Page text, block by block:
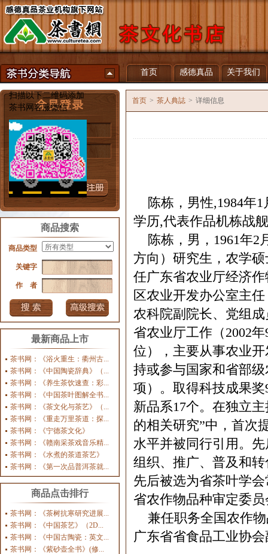
首页 感德真品 关于我们
用户名
密 码
忘记密码？
商品搜索
商品类型
关键字
作 者
最新商品上市
茶书网：《浴火重生：衢州古...
茶书网：《中国陶瓷辞典》（...
茶书网：《养生茶饮速查：彩...
茶书网：《中国茶叶图解全书...
茶书网：《茶文化与茶艺》（...
茶书网：《重走万里茶道：探...
茶书网：《宁德茶文化》
茶书网：《赣南采茶戏音乐精...
茶书网：《水煮的茶道茶艺》
茶书网：《第一次品普洱茶就...
商品点击排行
茶书网：《茶树抗寒研究进展...
茶书网：《中国茶艺》（2D...
茶书网：《中国古陶瓷：英文...
茶书网：《紫砂壶全书》(修...
首页 > 茶人典誌 > 详细信息
陈栋 ，男性,1984年
学历,代表作品机栋战
陈栋，男，1961年2
方向）研究生，农学
任广东省农业厅经济
区农业开发办公室主
农科院副院长、党组
省农业厅工作（2002
位），主要从事农业
持或参与国家和省部
项）。取得科技成果
新品系17个。在独立
的相关研究”中，首次
水平并被同行引用。
组织、推广、普及和
先后被选为省茶叶学
省农作物品种审定委
兼任职务全国农作物
广东省省食品工业协
扫描以下二维码添加
茶书网客服微信